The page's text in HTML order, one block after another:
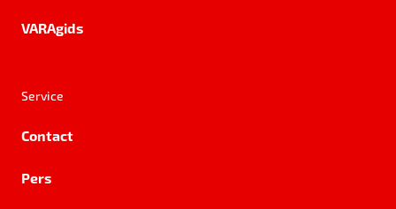
VARAgids
Service
Contact
Pers